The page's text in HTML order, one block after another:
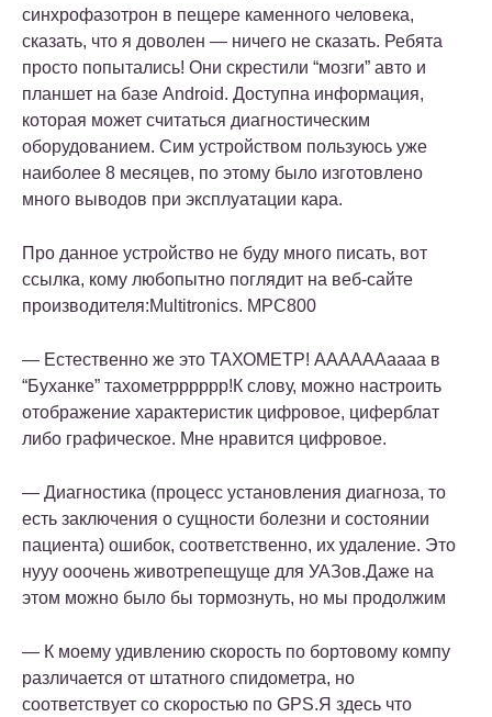
синхрофазотрон в пещере каменного человека,
сказать, что я доволен — ничего не сказать. Ребята
просто попытались! Они скрестили “мозги” авто и
планшет на базе Android. Доступна информация,
которая может считаться диагностическим
оборудованием. Сим устройством пользуюсь уже
наиболее 8 месяцев, по этому было изготовлено
много выводов при эксплуатации кара.
Про данное устройство не буду много писать, вот
ссылка, кому любопытно поглядит на веб-сайте
производителя:Multitronics. MPC800
— Естественно же это ТАХОМЕТР! ААААААаааа в
“Буханке” тахометрррррр!К слову, можно настроить
отображение характеристик цифровое, циферблат
либо графическое. Мне нравится цифровое.
— Диагностика (процесс установления диагноза, то
есть заключения о сущности болезни и состоянии
пациента) ошибок, соответственно, их удаление. Это
нууу ооочень животрепещуще для УАЗов.Даже на
этом можно было бы тормознуть, но мы продолжим
— К моему удивлению скорость по бортовому компу
различается от штатного спидометра, но
соответствует со скоростью по GPS.Я здесь что